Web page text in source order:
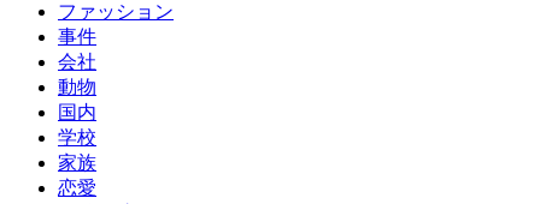
ファッション
事件
会社
動物
国内
学校
家族
恋愛